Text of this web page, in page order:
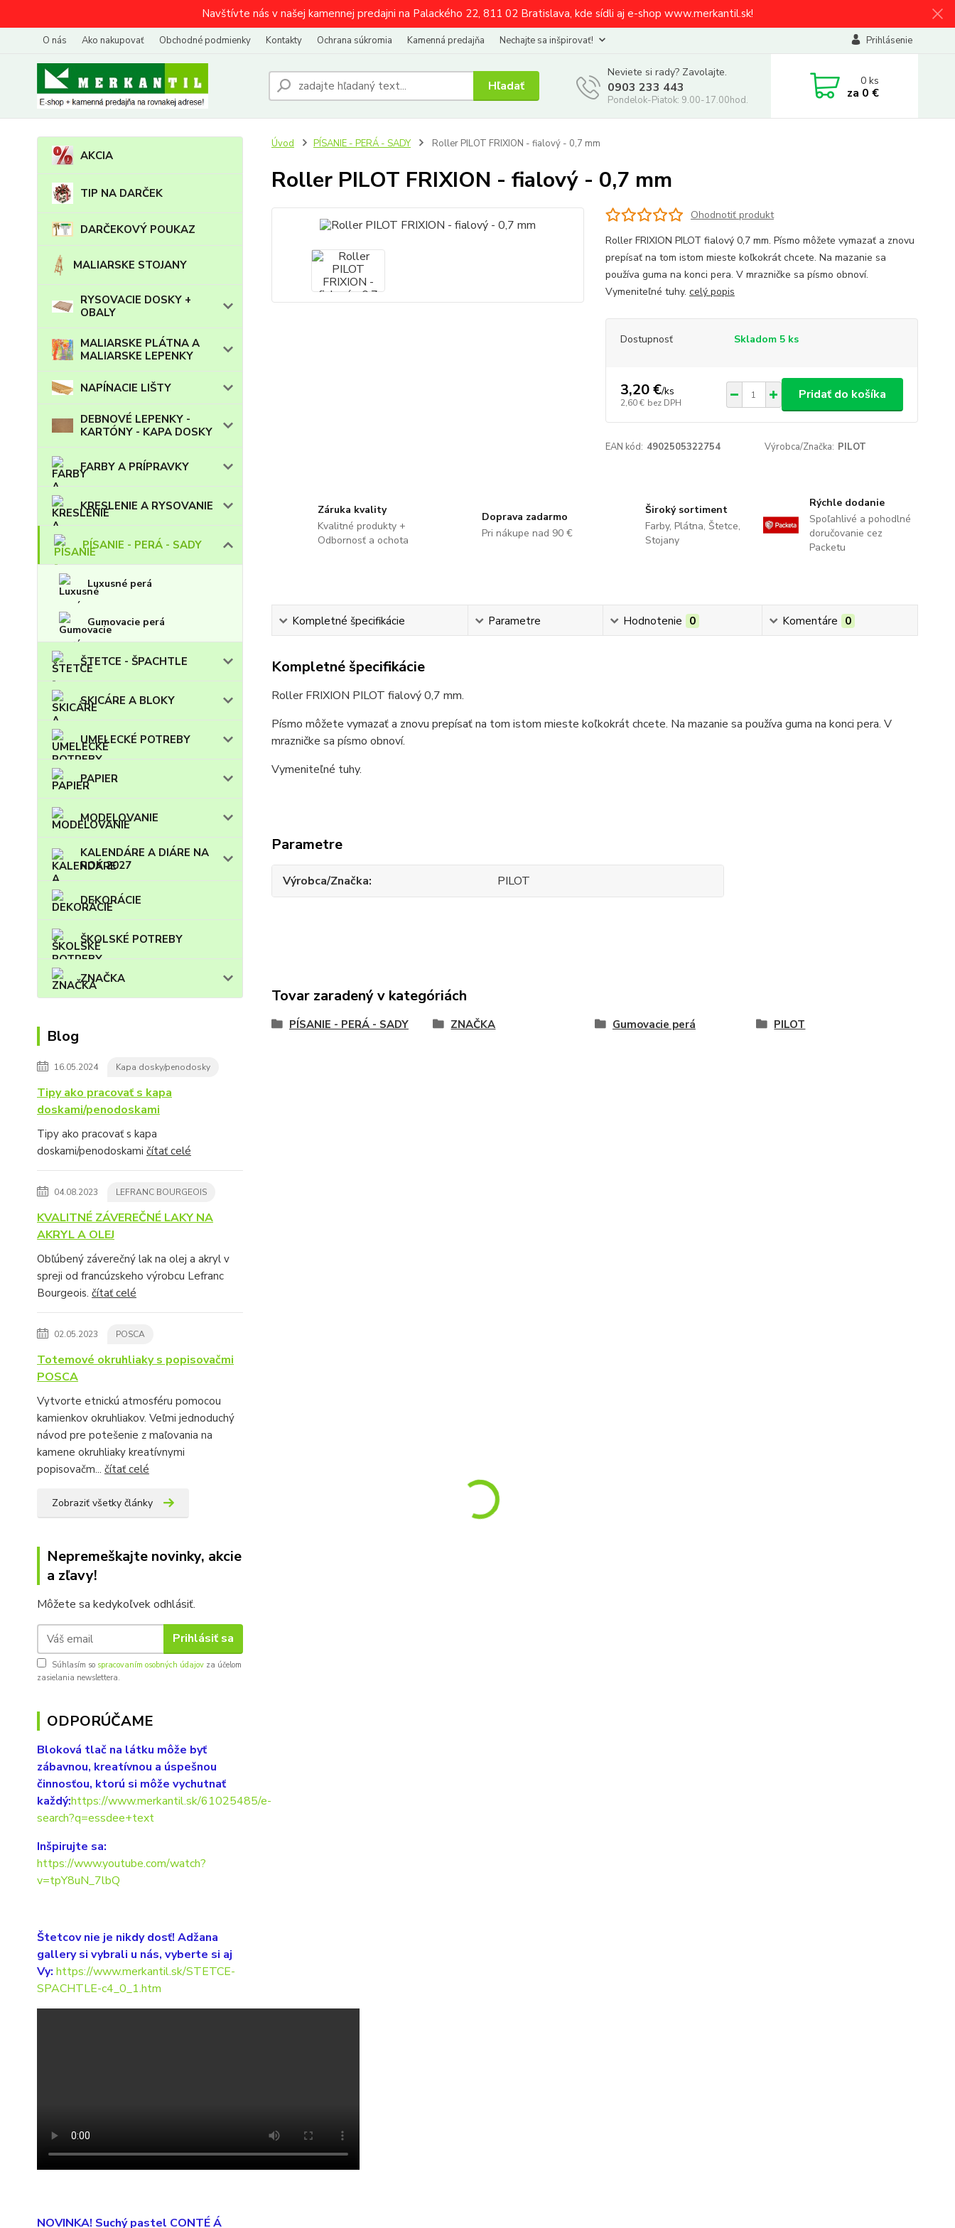
Navštívte nás v našej kamennej predajni na Palackého 22, 811 02 Bratislava, kde sídli aj e-shop www.merkantil.sk!
O nás Ako nakupovať Obchodné podmienky Kontakty Ochrana súkromia Kamenná predajňa Nechajte sa inšpirovať! Prihlásenie
Hľadať
Neviete si rady? Zavolajte.
0903 233 443
Pondelok-Piatok: 9.00-17.00hod.
0ks
za 0 €
AKCIA
TIP NA DARČEK
DARČEKOVÝ POUKAZ
MALIARSKE STOJANY
RYSOVACIE DOSKY +
OBALY
MALIARSKE PLÁTNA A
MALIARSKE LEPENKY
NAPÍNACIE LIŠTY
DEBNOVÉ LEPENKY -
KARTÓNY - KAPA DOSKY
FARBY A PRÍPRAVKY
KRESLENIE A RYSOVANIE
PÍSANIE - PERÁ - SADY
Luxusné perá
Gumovacie perá
ŠTETCE - ŠPACHTLE
SKICÁRE A BLOKY
UMELECKÉ POTREBY
PAPIER
MODELOVANIE
KALENDÁRE A DIÁRE NA
ROK 2027
DEKORÁCIE
ŠKOLSKÉ POTREBY
ZNAČKA
Blog
16.05.2024 Kapa dosky/penodosky
Tipy ako pracovať s kapa
doskami/penodoskami
Tipy ako pracovať s kapa
doskami/penodoskami čítať celé
04.08.2023 LEFRANC BOURGEOIS
KVALITNÉ ZÁVEREČNÉ LAKY NA
AKRYL A OLEJ
Obľúbený záverečný lak na olej a akryl v
spreji od francúzskeho výrobcu Lefranc
Bourgeois. čítať celé
02.05.2023 POSCA
Totemové okruhliaky s popisovačmi
POSCA
Vytvorte etnickú atmosféru pomocou
kamienkov okruhliakov. Veľmi jednoduchý
návod pre potešenie z maľovania na
kamene okruhliaky kreatívnymi
popisovačm... čítať celé
Zobraziť všetky články
Nepremeškajte novinky, akcie
a zľavy!
Môžete sa kedykoľvek odhlásiť.
Prihlásiť sa
Súhlasím so spracovaním osobných údajov za účelom
zasielania newslettera.
ODPORÚČAME
Bloková tlač na látku môže byť
zábavnou, kreatívnou a úspešnou
činnosťou, ktorú si môže vychutnať
každý:https://www.merkantil.sk/61025485/e-
search?q=essdee+text
Inšpirujte sa:
https://www.youtube.com/watch?
v=tpY8uN_7lbQ
Štetcov nie je nikdy dosť! Adžana
gallery si vybrali u nás, vyberte si aj
Vy: https://www.merkantil.sk/STETCE-
SPACHTLE-c4_0_1.htm
NOVINKA! Suchý pastel CONTÉ Á
Úvod PÍSANIE - PERÁ - SADY Roller PILOT FRIXION - fialový - 0,7 mm
Roller PILOT FRIXION - fialový - 0,7 mm
Ohodnotiť produkt
Roller FRIXION PILOT fialový 0,7 mm. Písmo môžete vymazať a znovu
prepísať na tom istom mieste koľkokrát chcete. Na mazanie sa
používa guma na konci pera. V mrazničke sa písmo obnoví.
Vymeniteľné tuhy. celý popis
Dostupnosť Skladom 5 ks
3,20 €/ks
2,60 € bez DPH
Pridať do košíka
EAN kód: 4902505322754 Výrobca/Značka: PILOT
Záruka kvality
Kvalitné produkty +
Odbornosť a ochota
Doprava zadarmo
Pri nákupe nad 90 €
Široký sortiment
Farby, Plátna, Štetce,
Stojany
Rýchle dodanie
Spoľahlivé a pohodlné
doručovanie cez
Packetu
Kompletné špecifikácie Parametre Hodnotenie 0 Komentáre 0
Kompletné špecifikácie
Roller FRIXION PILOT fialový 0,7 mm.
Písmo môžete vymazať a znovu prepísať na tom istom mieste koľkokrát chcete. Na mazanie sa používa guma na konci pera. V
mrazničke sa písmo obnoví.
Vymeniteľné tuhy.
Parametre
Výrobca/Značka PILOT
Tovar zaradený v kategóriách
PÍSANIE - PERÁ - SADY ZNAČKA Gumovacie perá PILOT